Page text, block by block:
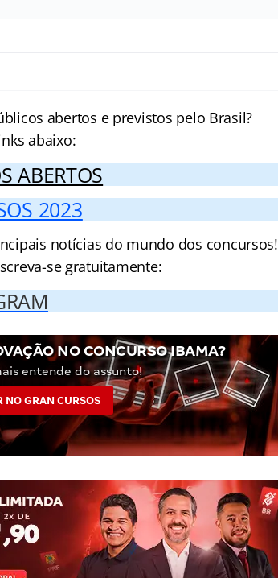
abertos e previstos pelo Brasil?
abaixo:
ABERTOS
2023
notícias do mundo dos concursos!
se gratuitamente:
NO CONCURSO IBAMA?
entende do assunto!
NO GRAN CURSOS